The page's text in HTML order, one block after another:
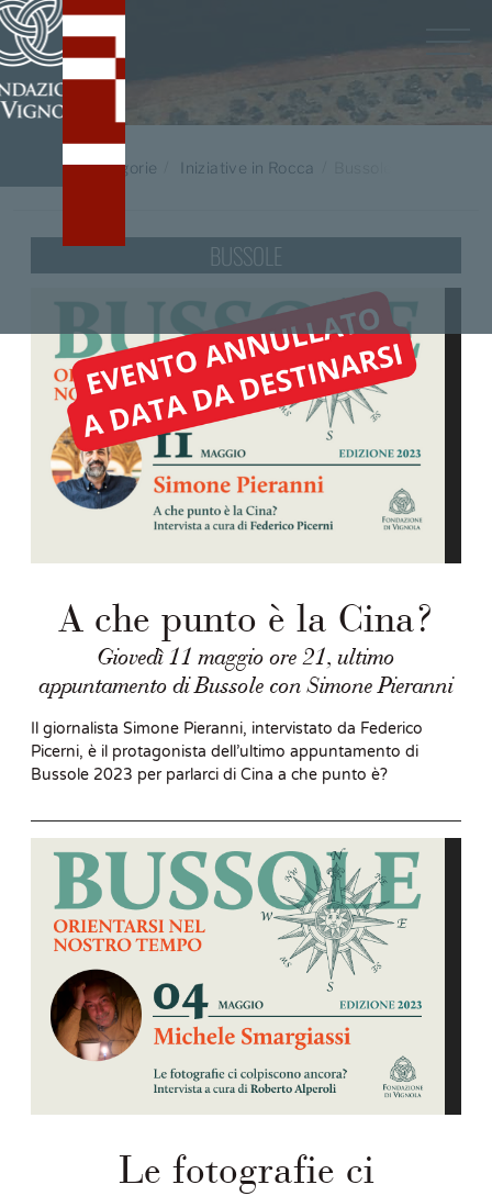
/ Categorie Iniziative in Rocca
BUSSOLE
A che punto è la Cina?
Giovedì 11 maggio ore 21, ultimo
appuntamento di Bussole con Simone Pieranni
Il giornalista Simone Pieranni, intervistato da Federico
Picerni, è il protagonista dell’ultimo appuntamento di
Bussole 2023 per parlarci di Cina a che punto è?
Le fotografie ci